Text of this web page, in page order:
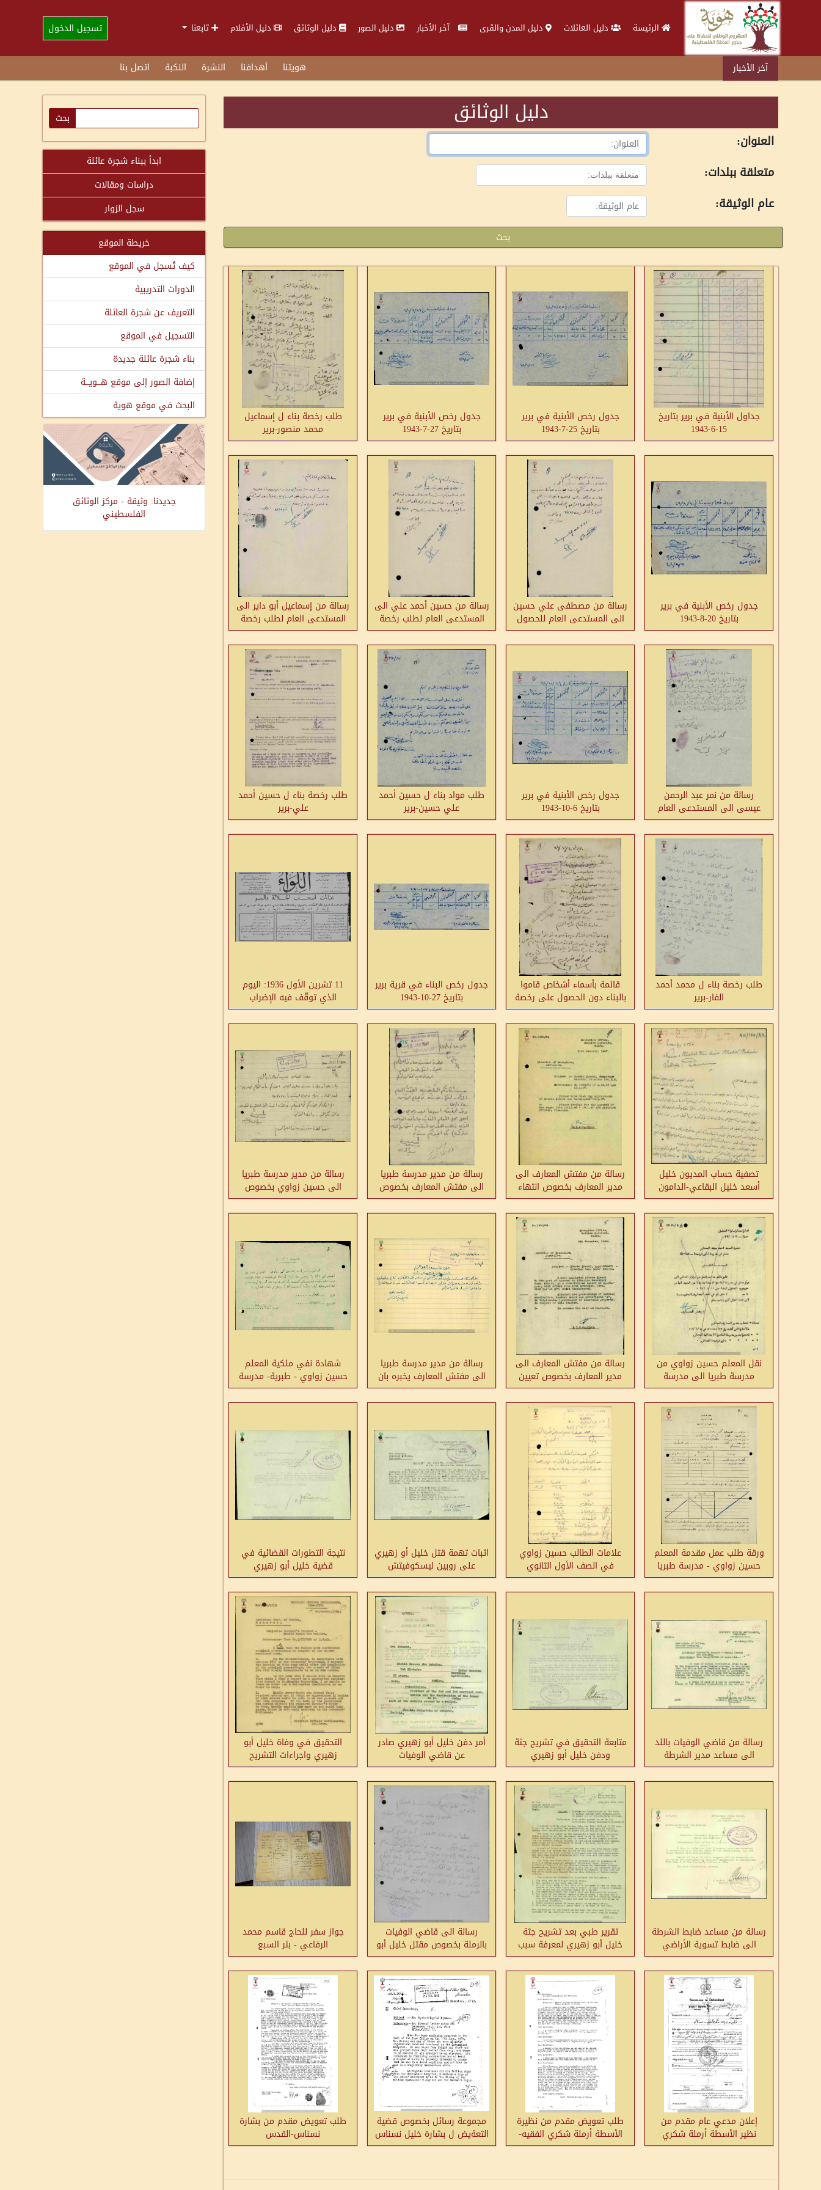
الرئيسة دليل العائلات دليل المدن والقرى آخر الأخبار دليل الصور دليل الوثائق دليل الأفلام تابعنا تسجيل الدخول
آخر الأخبار هويتنا أهدافنا النشرة النكبة اتصل بنا
دليل الوثائق
العنوان:
متعلقة ببلدات:
عام الوثيقة:
بحث
جداول الأبنية في برير بتاريخ
15-6-1943
جدول رخص الأبنية في برير
بتاريخ 25-7-1943
جدول رخص الأبنية في برير
بتاريخ 27-7-1943
طلب رخصة بناء ل إسماعيل
محمد منصور-برير
جدول رخص الأبنية في برير
بتاريخ 20-8-1943
رسالة من مصطفى علي حسين
الى المستدعى العام للحصول
على رخصة بناء-برير
رسالة من حسين أحمد علي الى
المستدعى العام لطلب رخصة
بناء-برير
رسالة من إسماعيل أبو داير الى
المستدعى العام لطلب رخصة
بناء-برير
رسالة من نمر عبد الرحمن
عيسى الى المستدعى العام
لحفر بئر ماء-برير
جدول رخص الأبنية في برير
بتاريخ 6-10-1943
طلب مواد بناء ل حسين أحمد
علي حسين-برير
طلب رخصة بناء ل حسين أحمد
علي-برير
طلب رخصة بناء ل محمد أحمد
الفار-برير
قائمة بأسماء أشخاص قاموا
بالبناء دون الحصول على رخصة
في قرية برير
جدول رخص البناء في قرية برير
بتاريخ 27-10-1943
11 تشرين الأول 1936: اليوم
الذي توقّف فيه الإضراب
واستمرت الثورة
تصفية حساب المديون خليل
أسعد خليل البقاعي-الدامون
رسالة من مفتش المعارف الى
مدير المعارف بخصوص انتهاء
خدمته
رسالة من مدير مدرسة طبريا
الى مفتش المعارف بخصوص
انتهاء خدمة المعلمة حسين
زواوي لديه
رسالة من مدير مدرسة طبريا
الى حسين زواوي بخصوص
انتهاء خدمته
نقل المعلم حسين زواوي من
مدرسة طبريا الى مدرسة
الناصرة
رسالة من مفتش المعارف الى
مدير المعارف بخصوص تعيين
المعلم حسين زواوي في
مدرسة أولاد طبريا
رسالة من مدير مدرسة طبريا
الى مفتش المعارف يخبره بان
المعلم حسين زواوي قد باشر
عمله
شهادة نفي ملكية المعلم
حسين زواوي - طبرية- مدرسة
طبريا
ورقة طلب عمل مقدمة المعلم
حسين زواوي - مدرسة طبريا
علامات الطالب حسين زواوي
في الصف الأول الثانوي
اثبات تهمة قتل خليل أو زهيري
على روبين ليسكوفيتش
نتيجة التطورات القضائية في
قضية خليل أبو زهيري
رسالة من قاضي الوفيات باللد
الى مساعد مدير الشرطة
بخصوص مباشرة إجراءات
قضائية في وفاة خليل أبو
متابعة التحقيق في تشريح جثة
ودفن خليل أبو زهيري
أمر دفن خليل أبو زهيري صادر
عن قاضي الوفيات
التحقيق في وفاة خليل أبو
زهيري واجراءات التشريح
والدفن
رسالة من مساعد ضابط الشرطة
الى ضابط تسوية الأراضي
بخصوص تحقيق الطبيب
الشرعي بمقتل خليل أبو زهيري
تقرير طبي بعد تشريح جثة
خليل أبو زهيري لمعرفة سبب
الوفاة-تل الصافي
رسالة الى قاضي الوفيات
بالرملة بخصوص مقتل خليل أبو
زهيري-تل الصافي
جواز سفر للحاج قاسم محمد
الرفاعي - بئر السبع
إعلان مدعي عام مقدم من
نظير الأسطة أرملة شكري
الفقيه- نابلس
طلب تعويض مقدم من نظيرة
الأسطة أرملة شكري الفقيه-
نابلس
مجموعة رسائل بخصوص قضية
التعةيض ل بشارة خليل نسناس
-القدس
طلب تعويض مقدم من بشارة
نسناس-القدس
ابدأ ببناء شجرة عائلة
دراسات ومقالات
سجل الزوار
خريطة الموقع
كيف تُسجل في الموقع
الدورات التدريبية
التعريف عن شجرة العائلة
التسجيل في الموقع
بناء شجرة عائلة جديدة
إضافة الصور إلى موقع هـــويـــة
البحث في موقع هوية
جديدنا: وثيقة - مركز الوثائق
الفلسطيني